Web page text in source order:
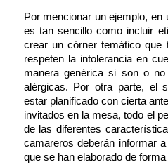
Por mencionar un ejemplo, en
es tan sencillo como incluir
crear un córner temático que
respeten la intolerancia en
manera genérica si son o
alérgicas. Por otra parte, el
estar planificado con cierta
invitados en la mesa, todo el
de las diferentes
camareros deberán informar
que se han elaborado de